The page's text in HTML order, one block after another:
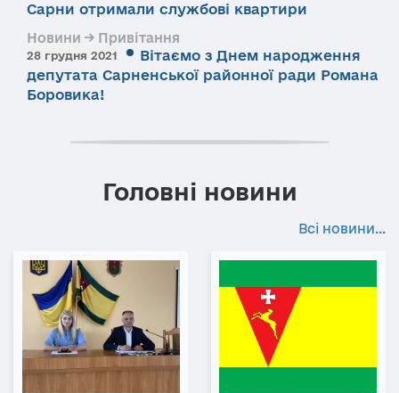
Сарни отримали службові квартири
Новини → Привітання
28 грудня 2021
Вітаємо з Днем народження
депутата Сарненської районної ради Романа
Боровика!
Головні новини
Всі новини...